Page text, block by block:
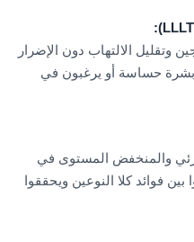
وتقليل الالتهاب دون الإضرار
حساسة أو يرغبون في
والمنخفض المستوى في
فوائد كلا النوعين ويحققوا